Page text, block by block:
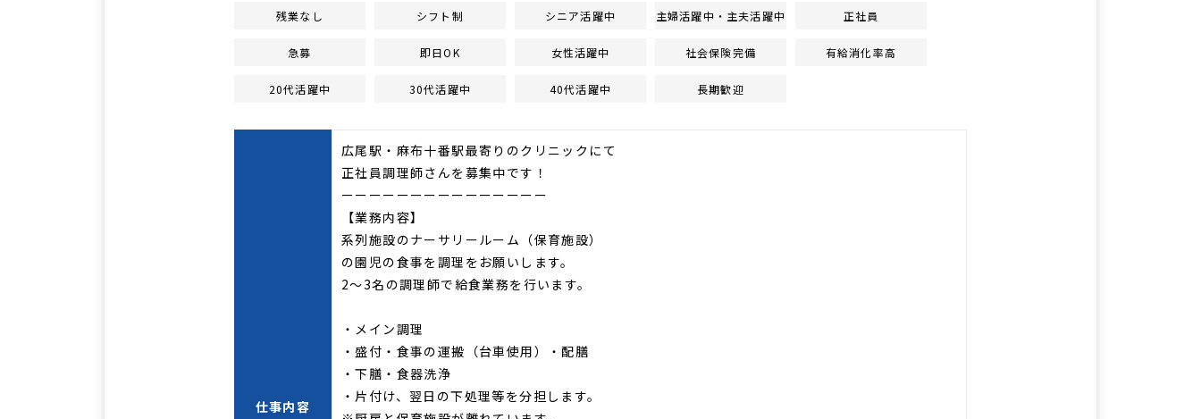
残業なし シフト制 シニア活躍中 主婦活躍中・主夫活躍中 正社員
急募 即日OK 女性活躍中 社会保険完備 有給消化率高
20代活躍中 30代活躍中 40代活躍中 長期歓迎
仕事内容
広尾駅・麻布十番駅最寄りのクリニックにて
正社員調理師さんを募集中です！
ーーーーーーーーーーーーーーー
【業務内容】
系列施設のナーサリールーム（保育施設）
の園児の食事を調理をお願いします。
2～3名の調理師で給食業務を行います。
・メイン調理
・盛付・食事の運搬（台車使用）・配膳
・下膳・食器洗浄
・片付け、翌日の下処理等を分担します。